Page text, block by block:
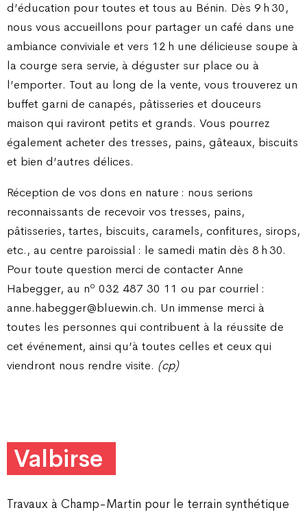
d’éducation pour toutes et tous au Bénin. Dès 9 h 30,
nous vous accueillons pour partager un café dans une
ambiance conviviale et vers 12 h une délicieuse soupe à
la courge sera servie, à déguster sur place ou à
l’emporter. Tout au long de la vente, vous trouverez un
buffet garni de canapés, pâtisseries et douceurs
maison qui raviront petits et grands. Vous pourrez
également acheter des tresses, pains, gâteaux, biscuits
et bien d’autres délices.
Réception de vos dons en nature : nous serions
reconnaissants de recevoir vos tresses, pains,
pâtisseries, tartes, biscuits, caramels, confitures, sirops,
etc., au centre paroissial : le samedi matin dès 8 h 30.
Pour toute question merci de contacter Anne
Habegger, au no 032 487 30 11 ou par courriel :
anne.habegger@bluewin.ch. Un immense merci à
toutes les personnes qui contribuent à la réussite de
cet événement, ainsi qu’à toutes celles et ceux qui
viendront nous rendre visite. (cp)
Valbirse
Travaux à Champ-Martin pour le terrain synthétique